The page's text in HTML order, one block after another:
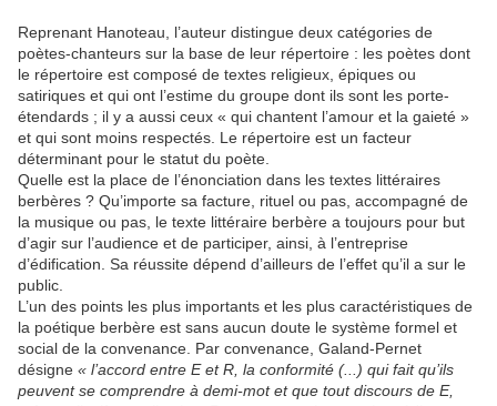
Reprenant Hanoteau, l’auteur distingue deux catégories de
poètes-chanteurs sur la base de leur répertoire : les poètes dont
le répertoire est composé de textes religieux, épiques ou
satiriques et qui ont l’estime du groupe dont ils sont les porte-
étendards ; il y a aussi ceux « qui chantent l’amour et la gaieté »
et qui sont moins respectés. Le répertoire est un facteur
déterminant pour le statut du poète.
Quelle est la place de l’énonciation dans les textes littéraires
berbères ? Qu’importe sa facture, rituel ou pas, accompagné de
la musique ou pas, le texte littéraire berbère a toujours pour but
d’agir sur l’audience et de participer, ainsi, à l’entreprise
d’édification. Sa réussite dépend d’ailleurs de l’effet qu’il a sur le
public.
L’un des points les plus importants et les plus caractéristiques de
la poétique berbère est sans aucun doute le système formel et
social de la convenance. Par convenance, Galand-Pernet
désigne « l’accord entre E et R, la conformité (...) qui fait qu’ils
peuvent se comprendre à demi-mot et que tout discours de E,